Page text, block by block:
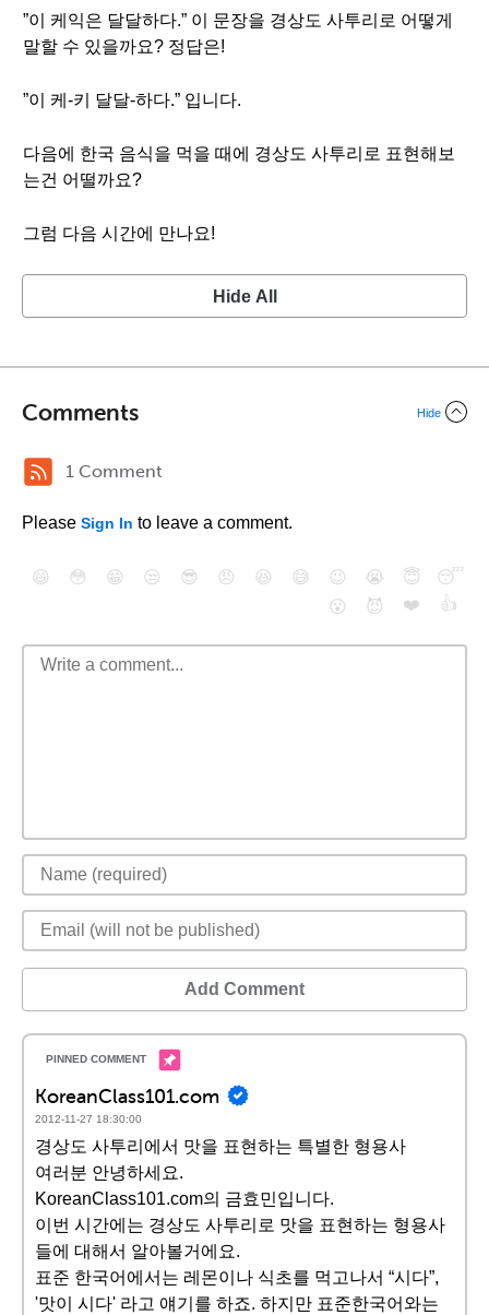
”이 케익은 달달하다.” 이 문장을 경상도 사투리로 어떻게
말할 수 있을까요? 정답은!
”이 케-키 달달-하다.” 입니다.
다음에 한국 음식을 먹을 때에 경상도 사투리로 표현해보
는건 어떨까요?
그럼 다음 시간에 만나요!
Hide All
Comments Hide
1 Comment
Please Sign In to leave a comment.
😄 😳 😁 😒 😎 😠 😆 😅 😉 😭 😇
😴
😮
😈 ❤️ 👍
Add Comment
KoreanClass101.com
2012-11-27 18:30:00
경상도 사투리에서 맛을 표현하는 특별한 형용사
여러분 안녕하세요.
KoreanClass101.com의 금효민입니다.
이번 시간에는 경상도 사투리로 맛을 표현하는 형용사
들에 대해서 알아볼거에요.
표준 한국어에서는 레몬이나 식초를 먹고나서 “시다”,
'맛이 시다' 라고 얘기를 하죠. 하지만 표준한국어와는